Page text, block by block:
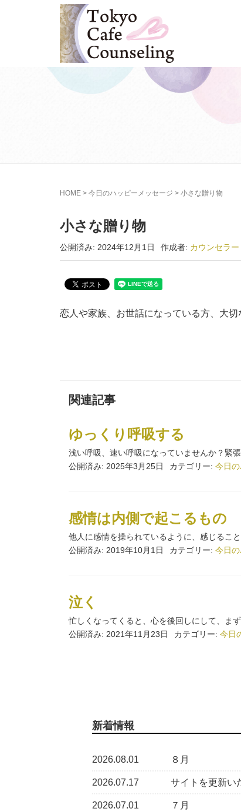
HOME > 今日のハッピーメッセージ > 小さな贈り物
小さな贈り物
公開済み: 2024年12月1日 作成者: カウンセラ
恋人や家族、お世話になっている方、大
関連記事
ゆっくり呼吸する
浅い呼吸、速い呼吸になっていませんか？緊
公開済み: 2025年3月25日
カテゴリー: 今日
感情は内側で起こるもの
他人に感情を操られているように、感じるこ
公開済み: 2019年10月1日
カテゴリー: 今日
泣く
忙しくなってくると、心を後回しにして、ま
公開済み: 2021年11月23日
カテゴリー: 今日
新着情報
2026.08.01 ８月
2026.07.17 サイトを更新い
2026.07.01 ７月